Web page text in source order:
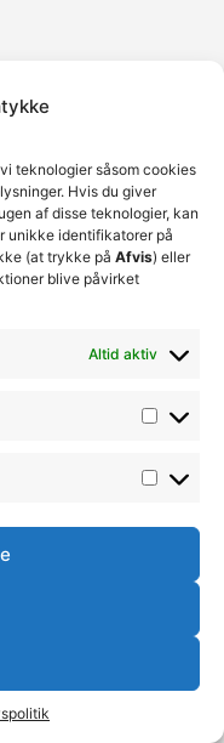
teknologier såsom cookies
Hvis du giver
af disse teknologier, kan
unikke identifikatorer på
(at trykke på Afvis) eller
blive påvirket
Altid aktiv